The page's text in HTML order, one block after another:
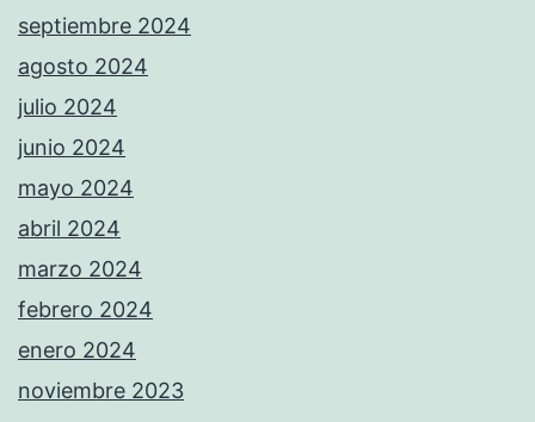
septiembre 2024
agosto 2024
julio 2024
junio 2024
mayo 2024
abril 2024
marzo 2024
febrero 2024
enero 2024
noviembre 2023